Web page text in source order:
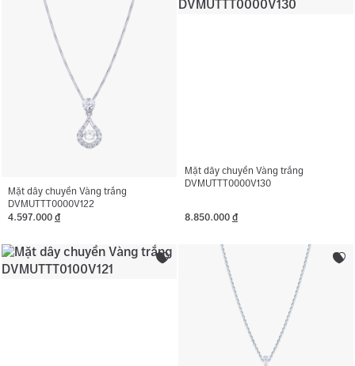
Mặt dây chuyền Vàng trắng
DVMUTTT0000V122
4.597.000 đ
Mặt dây chuyền Vàng trắng
DVMUTTT0000V130
8.850.000 đ